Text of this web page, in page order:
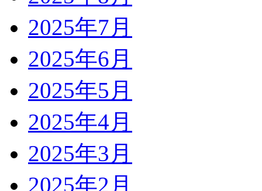
2025年7月
2025年6月
2025年5月
2025年4月
2025年3月
2025年2月